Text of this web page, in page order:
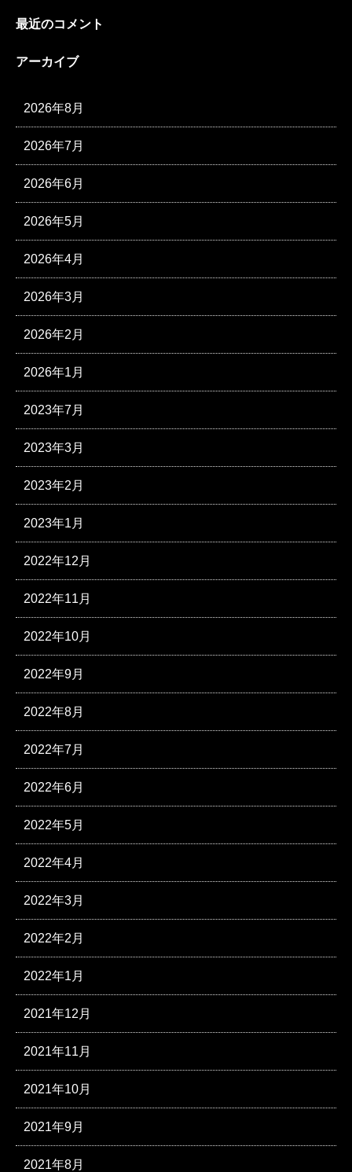
最近のコメント
アーカイブ
2026年8月
2026年7月
2026年6月
2026年5月
2026年4月
2026年3月
2026年2月
2026年1月
2023年7月
2023年3月
2023年2月
2023年1月
2022年12月
2022年11月
2022年10月
2022年9月
2022年8月
2022年7月
2022年6月
2022年5月
2022年4月
2022年3月
2022年2月
2022年1月
2021年12月
2021年11月
2021年10月
2021年9月
2021年8月